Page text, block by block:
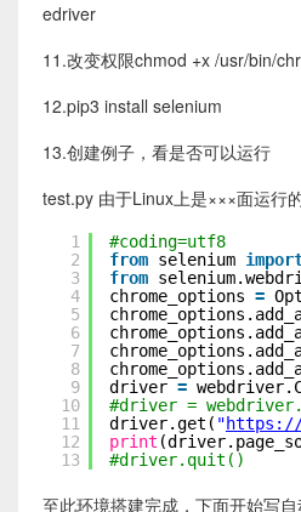
edriver
11.改变权限chmod +x /usr/bin/
12.pip3 install selenium
13.创建例子，看是否可以运行
test.py 由于Linux上是×××面运行
1
2
3
4
5
6
7
8
9
10
11
12
13
#coding=utf8
from selenium
from
chrome_options =
driver =
#driver =
driver.get( "https://
print
#driver.quit()
至此环境搭建完成，下面开始写自